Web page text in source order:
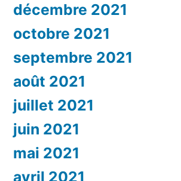
décembre 2021
octobre 2021
septembre 2021
août 2021
juillet 2021
juin 2021
mai 2021
avril 2021